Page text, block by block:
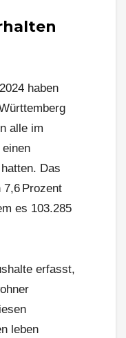
haben
alle im
einen
Das
Prozent
es 103.285
erfasst,
leben